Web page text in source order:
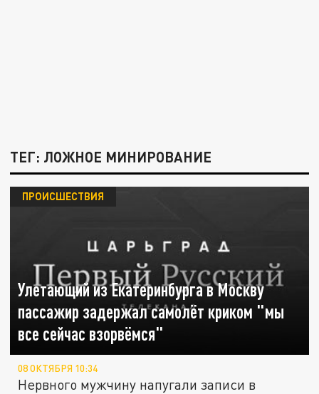
ТЕГ: ЛОЖНОЕ МИНИРОВАНИЕ
Улетающий из Екатеринбурга в Москву
пассажир задержал самолёт криком "мы
все сейчас взорвёмся"
ПРОИСШЕСТВИЯ
08 ОКТЯБРЯ 10:34
Нервного мужчину напугали записи в